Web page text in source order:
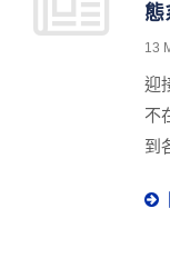
態
13
迎
不
到
共